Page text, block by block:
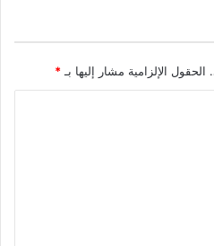
الحقول الإلزامية مشار إليها بـ*